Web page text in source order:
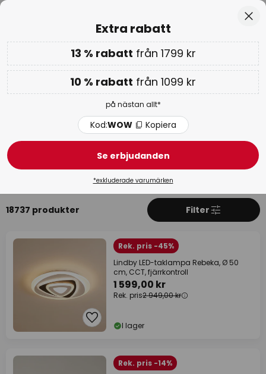
Extra rabatt: 10 % från 1099 kr eller 13 % från 1799 kr-
på nästan allt
Kod:WOW Kopiera
WOW-veckan:upp till -70 % >
Företagskunder
Design- och hotellbelysning
18737 produkter Filter
Rek. pris -45%
Lindby LED-taklampa Rebeka, Ø 50
cm, CCT, fjärrkontroll
1 599,00 kr
Rek. pris2 949,00 kr
I lager
Rek. pris -14%
Extra rabatt
13 % rabatt från 1799 kr
10 % rabatt från 1099 kr
på nästan allt*
Kod:WOW Kopiera
Se erbjudanden
*exkluderade varumärken